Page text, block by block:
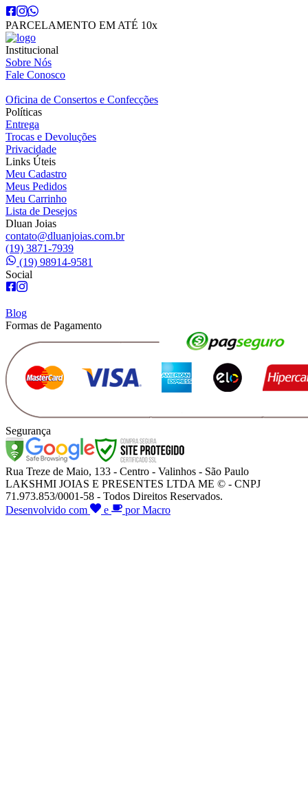
PARCELAMENTO EM ATÉ 10x
Institucional
Sobre Nós
Fale Conosco
Oficina de Consertos e Confecções
Políticas
Entrega
Trocas e Devoluções
Privacidade
Links Úteis
Meu Cadastro
Meus Pedidos
Meu Carrinho
Lista de Desejos
Dluan Joias
contato@dluanjoias.com.br
(19) 3871-7939
(19) 98914-9581
Social
Blog
Formas de Pagamento
Segurança
Rua Treze de Maio, 133 - Centro - Valinhos - São Paulo
LAKSHMI JOIAS E PRESENTES LTDA ME © - CNPJ
71.973.853/0001-58 - Todos Direitos Reservados.
Desenvolvido com
e por Macro